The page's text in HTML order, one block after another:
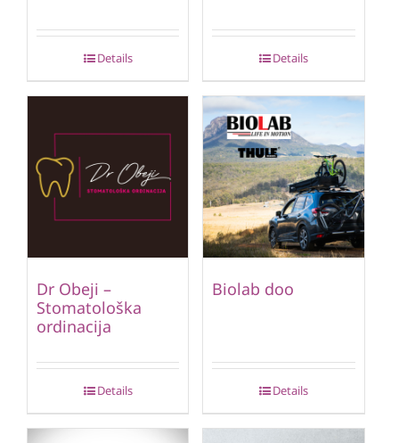
Details Details
Dr Obeji –
Stomatološka
ordinacija
Details
Biolab doo
Details